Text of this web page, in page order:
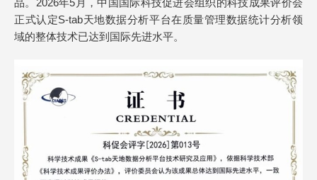
品。2026年5月，中国国际科技促进会组织的科技成果评价会
正式认定S-tab天地数据分析平台在质量管理数据统计分析领
域的整体技术已达到国际先进水平。